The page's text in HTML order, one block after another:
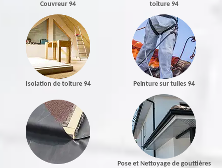
Couvreur 94
toiture 94
Isolation de toiture 94 Peinture sur tuiles 94
Pose et Nettoyage de gouttières